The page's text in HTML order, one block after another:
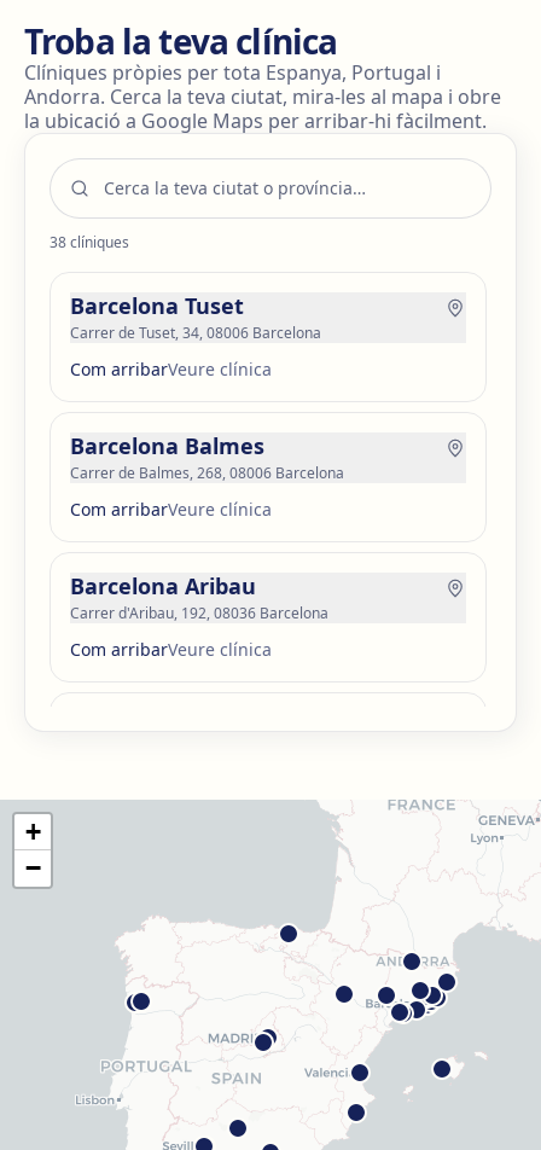
Troba la teva clínica
Clíniques pròpies per tota Espanya, Portugal i
Andorra. Cerca la teva ciutat, mira-les al mapa i obre
la ubicació a Google Maps per arribar-hi fàcilment.
38clíniques
Barcelona Tuset
Carrer de Tuset, 34, 08006 Barcelona
Com arribarVeure clínica
Barcelona Balmes
Carrer de Balmes, 268, 08006 Barcelona
Com arribarVeure clínica
Barcelona Aribau
Carrer d'Aribau, 192, 08036 Barcelona
Com arribarVeure clínica
Barcelona Guinardó
Carrer dels Madrazo, 60-66, Sarrià-Sant Gervasi, 08006
Com arribar Veure clínica
Barcelona Poblenou
Av. Diagonal, 141, Sant Martí, 08018 Barcelona
Com arribar Veure clínica
+
−